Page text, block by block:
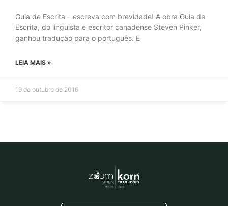
Guia de Escrita – escreva com brevidade! A obra Guia de
Escrita, do linguista e escritor canadense Steven Pinker,
ganhou tradução para o português. E
LEIA MAIS »
19 de outubro de 2016